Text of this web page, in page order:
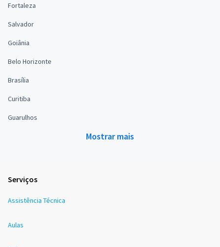
Fortaleza
Salvador
Goiânia
Belo Horizonte
Brasília
Curitiba
Guarulhos
Mostrar mais
Serviços
Assistência Técnica
Aulas